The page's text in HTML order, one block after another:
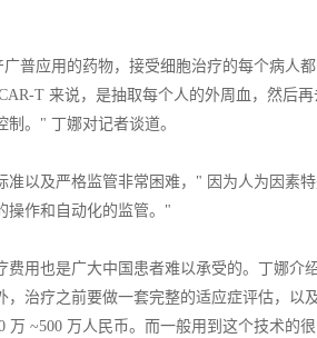
普应用的药物，接受细胞治疗的每个病人
T 来说，是抽取每个人的外周血，然后
制。" 丁娜对记者谈道。
准以及严格监管非常困难，" 因为人为因素
操作和自动化的监管。"
费用也是广大中国患者难以承受的。丁娜介
，治疗之前要做一套完整的适应症评估，
万 ~500 万人民币。而一般用到这个技术的